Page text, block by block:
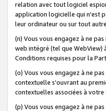
relation avec tout logiciel
application logicielle qui n'est
leur ordinateur ou sur tout
(n) Vous vous engagez à ne
web intégré (tel que WebView)
Conditions requises pour la
(o) Vous vous engagez à ne
contextuelle s'ouvrant au
contextuelles associées à
(p) Vous vous engagez à ne